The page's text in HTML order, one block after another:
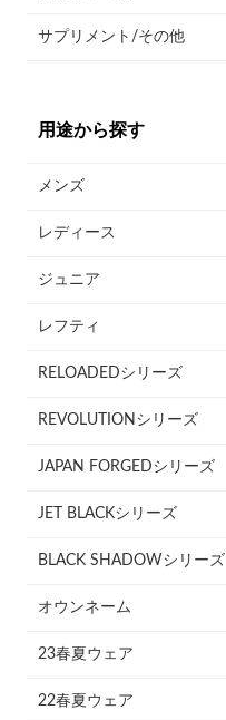
サプリメント/その他
用途から探す
メンズ
レディース
ジュニア
レフティ
RELOADEDシリーズ
REVOLUTIONシリーズ
JAPAN FORGEDシリーズ
JET BLACKシリーズ
BLACK SHADOWシリーズ
オウンネーム
23春夏ウェア
22春夏ウェア